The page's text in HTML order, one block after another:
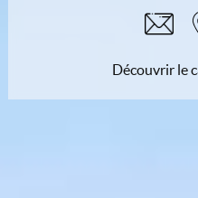
Découvrir le